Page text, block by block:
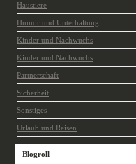
Haustiere
Humor und Unterhaltung
Kinder und Nachwuchs
Kinder und Nachwuchs
Partnerschaft
Sicherheit
Sonstiges
Urlaub und Reisen
Blogroll